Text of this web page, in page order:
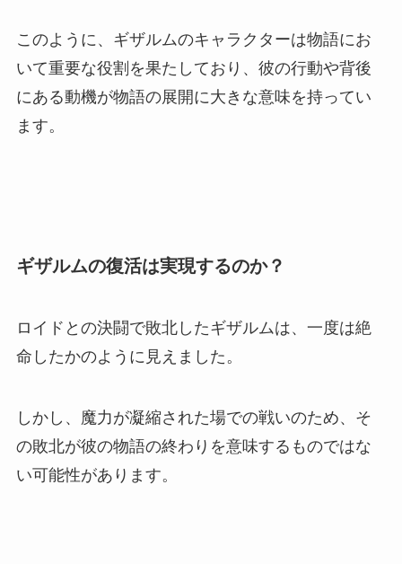
このように、ギザルムのキャラクターは物語にお
いて重要な役割を果たしており、彼の行動や背後
にある動機が物語の展開に大きな意味を持ってい
ます。
ギザルムの復活は実現するのか？
ロイドとの決闘で敗北したギザルムは、一度は絶
命したかのように見えました。
しかし、魔力が凝縮された場での戦いのため、そ
の敗北が彼の物語の終わりを意味するものではな
い可能性があります。